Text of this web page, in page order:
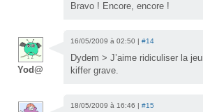
Bravo ! Encore, encore !
Yod@
16/05/2009 à 02:50 | #14
Dydem > J’aime ridiculiser la
kiffer grave.
18/05/2009 à 16:46 | #15